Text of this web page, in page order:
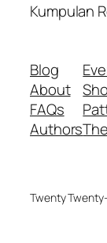
Kumpulan
Blog
About
FAQs
Authors
Twenty